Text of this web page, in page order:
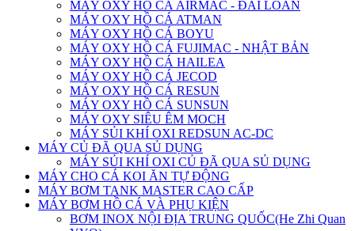
MÁY OXY HỒ CÁ AIRMAC - ĐÀI LOAN
MÁY OXY HỒ CÁ ATMAN
MÁY OXY HỒ CÁ BOYU
MÁY OXY HỒ CÁ FUJIMAC - NHẬT BẢN
MÁY OXY HỒ CÁ HAILEA
MÁY OXY HỒ CÁ JECOD
MÁY OXY HỒ CÁ RESUN
MÁY OXY HỒ CÁ SUNSUN
MÁY OXY SIÊU ÊM MOCH
MÁY SỦI KHÍ OXI REDSUN AC-DC
MÁY CỦ ĐÃ QUA SỦ DỤNG
MÁY SỦI KHÍ OXI CỦ ĐÃ QUA SỦ DỤNG
MÁY CHO CÁ KOI ĂN TỰ ĐỘNG
MÁY BƠM TANK MASTER CAO CẤP
MÁY BƠM HỒ CÁ VÀ PHỤ KIỆN
BƠM INOX NỘI ĐỊA TRUNG QUỐC(He Zhi Quan